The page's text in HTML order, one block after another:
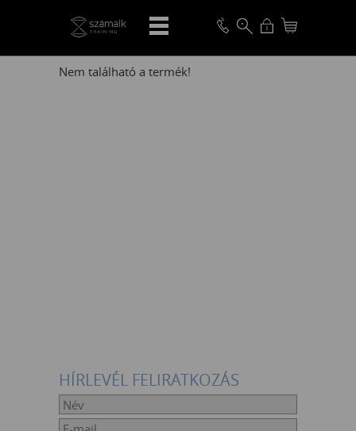
VISSZA
Nem található a termék!
HÍRLEVÉL FELIRATKOZÁS